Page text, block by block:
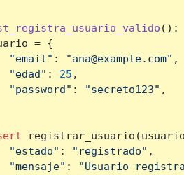
():
= {
"email" : "ana@example.com" ,
"edad" : 25 ,
"password" : "secreto123" ,
"estado" : "registrado" ,
"mensaje" : "Usuario